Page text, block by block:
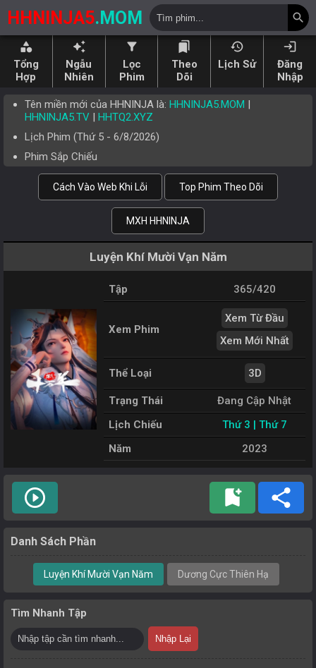
HHNINJA5.MOM search
category
Tổng
Hợp
auto_awesome
Ngẫu
Nhiên
filter_alt
Lọc
Phim
bookmarks
Theo
Dõi
history
Lịch Sử
login
Đăng
Nhập
Tên miền mới của HHNINJA là: HHNINJA5.MOM |
HHNINJA5.TV | HHTQ2.XYZ
Lịch Phim (Thứ 5 - 6/8/2026)
Phim Sắp Chiếu
Cách Vào Web Khi Lỗi Top Phim Theo Dõi
MXH HHNINJA
Luyện Khí Mười Vạn Năm
Tập 365/420
Xem Phim
Xem Từ Đầu
Xem Mới Nhất
Thể Loại 3D
Trạng Thái
Đang Cập Nhật
Lịch Chiếu
Thứ 3 | Thứ 7
Năm
2023
play_circle_outline bookmark_add share
Danh Sách Phần
Luyện Khí Mười Vạn Năm Dương Cực Thiên Hạ
Tìm Nhanh Tập
Nhập Lại